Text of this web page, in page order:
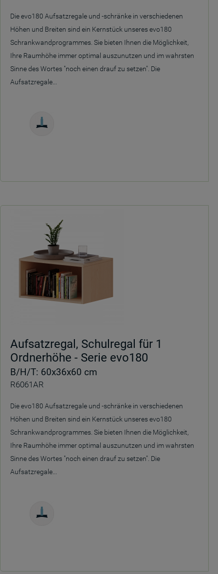
Die evo180 Aufsatzregale und -schränke in verschiedenen
Höhen und Breiten sind ein Kernstück unseres evo180
Schrankwandprogrammes. Sie bieten Ihnen die Möglichkeit,
Ihre Raumhöhe immer optimal auszunutzen und im wahrsten
Sinne des Wortes "noch einen drauf zu setzen". Die
Aufsatzregale...
Aufsatzregal, Schulregal für 1
Ordnerhöhe - Serie evo180
B/H/T: 60x36x60 cm
R6061AR
Die evo180 Aufsatzregale und -schränke in verschiedenen
Höhen und Breiten sind ein Kernstück unseres evo180
Schrankwandprogrammes. Sie bieten Ihnen die Möglichkeit,
Ihre Raumhöhe immer optimal auszunutzen und im wahrsten
Sinne des Wortes "noch einen drauf zu setzen". Die
Aufsatzregale...